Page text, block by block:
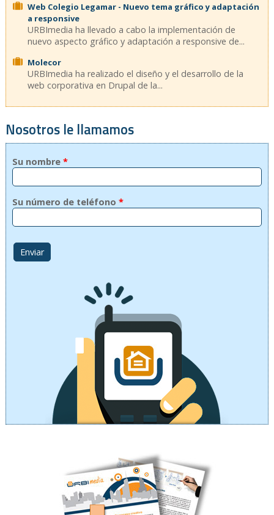
Web Colegio Legamar - Nuevo tema gráfico y adaptación
a responsive
URBImedia ha llevado a cabo la implementación de
nuevo aspecto gráfico y adaptación a responsive de...
Molecor
URBImedia ha realizado el diseño y el desarrollo de la
web corporativa en Drupal de la...
Nosotros le llamamos
Su nombre *
Su número de teléfono *